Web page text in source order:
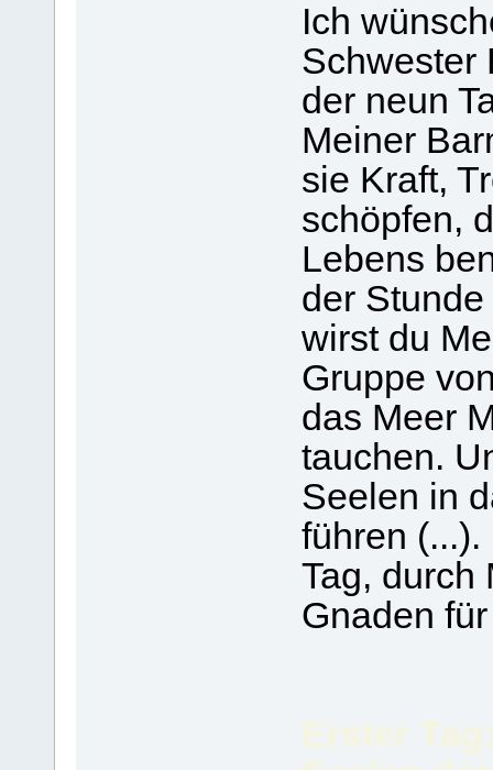
Ich
Schwester
der neun
Meiner
sie Kraft,
schöpfen,
Lebens
der Stunde
wirst du
Gruppe
das Meer
tauchen.
Seelen in
führen
Tag, durch
Gnaden
Erster